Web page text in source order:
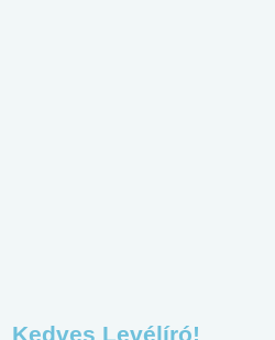
Kedves Levélíró!